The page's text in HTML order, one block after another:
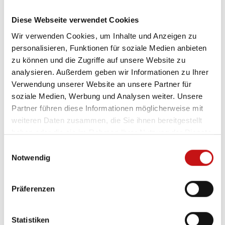
Diese Webseite verwendet Cookies
Wir verwenden Cookies, um Inhalte und Anzeigen zu
personalisieren, Funktionen für soziale Medien anbieten
zu können und die Zugriffe auf unsere Website zu
analysieren. Außerdem geben wir Informationen zu Ihrer
Verwendung unserer Website an unsere Partner für
soziale Medien, Werbung und Analysen weiter. Unsere
Partner führen diese Informationen möglicherweise mit
weiteren Daten zusammen, die Sie ihnen bereitgestellt
haben oder die sie im Rahmen Ihrer Nutzung der Dienste
Notwendig
Präferenzen
Statistiken
Raffiniert balanciert
Der Supremo bietet hohe Stabilität und
Langlebigkeit durch doppelte
Aluminiumkränze. Das Easy-Lift Balance-